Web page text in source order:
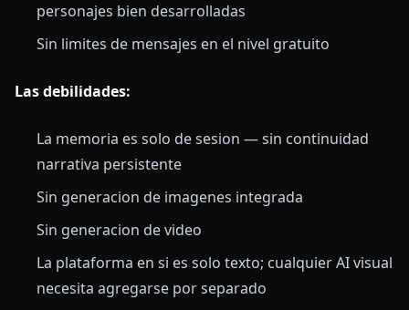
personajes bien desarrolladas
Sin limites de mensajes en el nivel gratuito
Las debilidades:
La memoria es solo de sesion — sin continuidad
narrativa persistente
Sin generacion de imagenes integrada
Sin generacion de video
La plataforma en si es solo texto; cualquier AI visual
necesita agregarse por separado